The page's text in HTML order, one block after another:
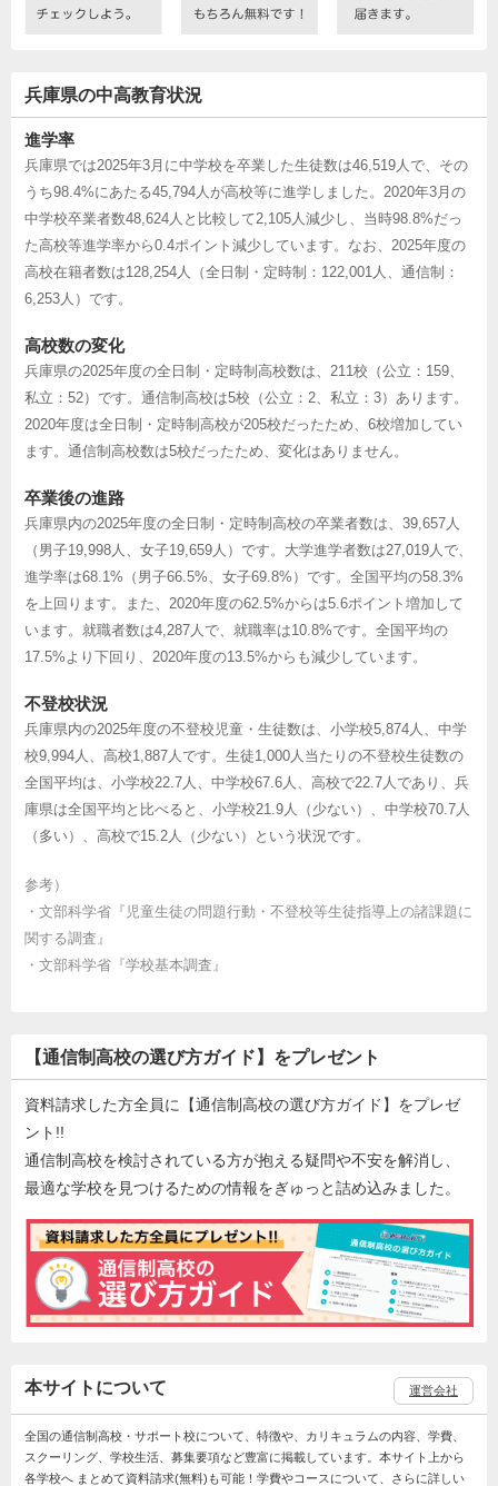
兵庫県の中高教育状況
進学率
兵庫県では2025年3月に中学校を卒業した生徒数は46,519人で、その
うち98.4%にあたる45,794人が高校等に進学しました。2020年3月の
中学校卒業者数48,624人と比較して2,105人減少し、当時98.8%だっ
た高校等進学率から0.4ポイント減少しています。なお、2025年度の
高校在籍者数は128,254人（全日制・定時制：122,001人、通信制：
6,253人）です。
高校数の変化
兵庫県の2025年度の全日制・定時制高校数は、211校（公立：159、
私立：52）です。通信制高校は5校（公立：2、私立：3）あります。
2020年度は全日制・定時制高校が205校だったため、6校増加してい
ます。通信制高校数は5校だったため、変化はありません。
卒業後の進路
兵庫県内の2025年度の全日制・定時制高校の卒業者数は、39,657人
（男子19,998人、女子19,659人）です。大学進学者数は27,019人で、
進学率は68.1%（男子66.5%、女子69.8%）です。全国平均の58.3%
を上回ります。また、2020年度の62.5%からは5.6ポイント増加して
います。就職者数は4,287人で、就職率は10.8%です。全国平均の
17.5%より下回り、2020年度の13.5%からも減少しています。
不登校状況
兵庫県内の2025年度の不登校児童・生徒数は、小学校5,874人、中学
校9,994人、高校1,887人です。生徒1,000人当たりの不登校生徒数の
全国平均は、小学校22.7人、中学校67.6人、高校で22.7人であり、兵
庫県は全国平均と比べると、小学校21.9人（少ない）、中学校70.7人
（多い）、高校で15.2人（少ない）という状況です。
参考）
・ 文部科学省『児童生徒の問題行動・不登校等生徒指導上の諸課題に
関する調査』
・ 文部科学省『学校基本調査』
【通信制高校の選び方ガイド】をプレゼント
資料請求した方全員に【通信制高校の選び方ガイド】をプレゼ
ント!!
通信制高校を検討されている方が抱える疑問や不安を解消し、
最適な学校を見つけるための情報をぎゅっと詰め込みました。
本サイトについて 運営会社
全国の通信制高校・サポート校について、特徴や、カリキュラムの内容、学費、
スクーリング、学校生活、募集要項など豊富に掲載しています。本サイト上から
各学校へ まとめて資料請求(無料)も可能！学費やコースについて、さらに詳しい